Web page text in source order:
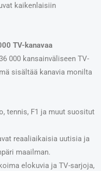
kaikenlaisiin
TV-kanavaa
000 kansainväliseen TV-
sisältää kanavia monilta
tennis, F1 ja muut suositut
reaaliaikaisia uutisia ja
maailman.
elokuvia ja TV-sarjoja,